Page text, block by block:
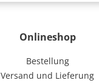
Onlineshop
Bestellung
Versand und Lieferung